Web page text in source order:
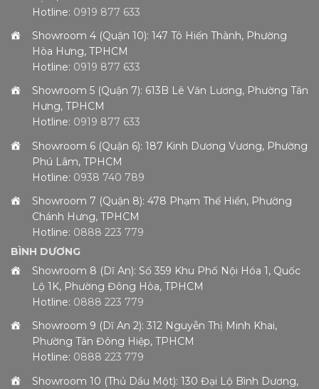
Hotline: 0919 877 633
Showroom 4 (Quận 10): 147 Tô Hiến Thành, Phường
Hòa Hưng, TPHCM
Hotline: 0919 877 633
Showroom 5 (Quận 7): 613B Lê Văn Lương, Phường Tân
Hưng, TPHCM
Hotline: 0919 877 633
Showroom 6 (Quận 6): 187 Kinh Dương Vương, Phường
Phú Lâm, TPHCM
Hotline: 0938 740 789
Showroom 7 (Quận 8): 478 Phạm Thế Hiển, Phường
Chánh Hưng, TPHCM
Hotline: 0888 223 779
BÌNH DƯƠNG
Showroom 8 (Dĩ An): Số 359 Khu Phố Nội Hóa 1, Quốc
Lộ 1K, Phường Đông Hòa, TPHCM
Hotline: 0888 223 779
Showroom 9 (Dĩ An 2): 312 Nguyễn Thị Minh Khai,
Phường Tân Đông Hiệp, TPHCM
Hotline: 0888 223 779
Showroom 10 (Thủ Dầu Một): 130 Đại Lộ Bình Dương,